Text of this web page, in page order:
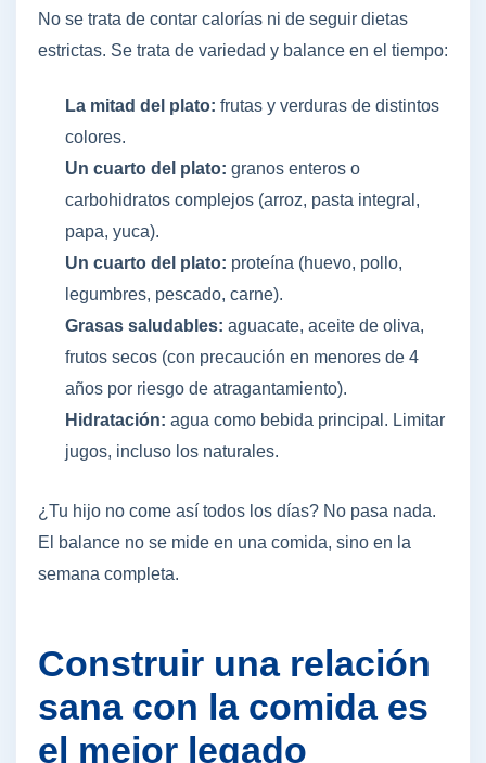
No se trata de contar calorías ni de seguir dietas
estrictas. Se trata de variedad y balance en el tiempo:
La mitad del plato: frutas y verduras de distintos
colores.
Un cuarto del plato: granos enteros o
carbohidratos complejos (arroz, pasta integral,
papa, yuca).
Un cuarto del plato: proteína (huevo, pollo,
legumbres, pescado, carne).
Grasas saludables: aguacate, aceite de oliva,
frutos secos (con precaución en menores de 4
años por riesgo de atragantamiento).
Hidratación: agua como bebida principal. Limitar
jugos, incluso los naturales.
¿Tu hijo no come así todos los días? No pasa nada.
El balance no se mide en una comida, sino en la
semana completa.
Construir una relación
sana con la comida es
el mejor legado